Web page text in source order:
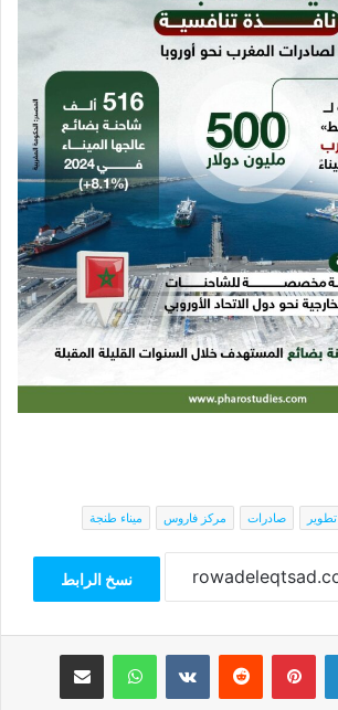
تطوير صادرات مركز فاروس ميناء طنجة
نسخ الرابط
لينكدإن بينتيريست واتساب مشاركة عبر البريد